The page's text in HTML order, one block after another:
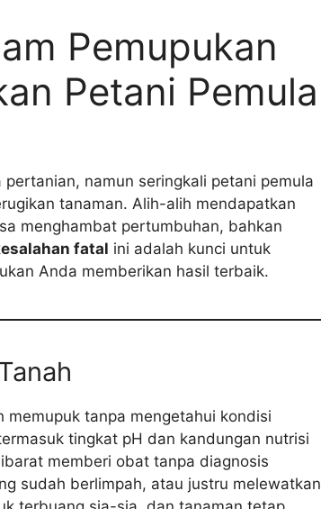
Pemupukan
Petani Pemula
namun seringkali petani pemula
tanaman. Alih-alih mendapatkan
menghambat pertumbuhan, bahkan
fatal ini adalah kunci untuk
Anda memberikan hasil terbaik.
memupuk tanpa mengetahui kondisi
tingkat pH dan kandungan nutrisi
memberi obat tanpa diagnosis
sudah berlimpah, atau justru melewatkan